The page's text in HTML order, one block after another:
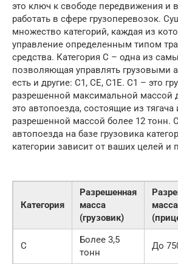
это ключ к свободе передвижения и
работать в сфере грузоперевозок.
множество категорий, каждая из
управление определенным типом
средства. Категория C – одна из
позволяющая управлять грузовыми
есть и другие: C1, CE, C1E. C1 – это
разрешенной максимальной массой
это автопоезда, состоящие из
разрешенной массой более 12 тонн.
автопоезда на базе грузовика
категории зависит от ваших целей и
Категория
Разрешенная
масса
(грузовик)
масса
C
Более 3,5
тонн
До